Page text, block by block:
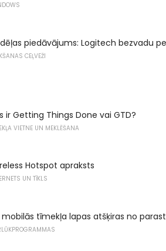
piedāvājums: Logitech bezvadu
CEĻVEŽI
ir Getting Things Done vai GTD?
VIETNE UN MEKLĒŠANA
Hotspot apraksts
UN TĪKLS
mobilās tīmekļa lapas atšķiras no